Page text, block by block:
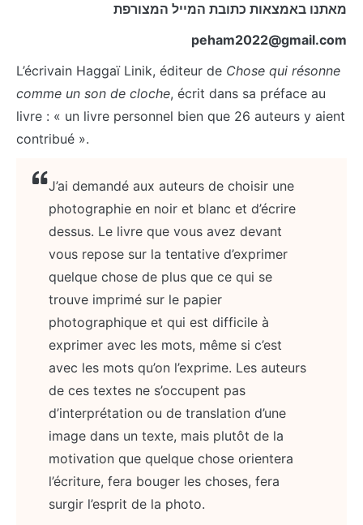
מאתנו באמצאות כתובת המייל המצורפת
peham2022@gmail.com
L’écrivain Haggaï Linik, éditeur de Chose qui résonne
comme un son de cloche, écrit dans sa préface au
livre : « un livre personnel bien que 26 auteurs y aient
contribué ».
J’ai demandé aux auteurs de choisir une
photographie en noir et blanc et d’écrire
dessus. Le livre que vous avez devant
vous repose sur la tentative d’exprimer
quelque chose de plus que ce qui se
trouve imprimé sur le papier
photographique et qui est difficile à
exprimer avec les mots, même si c’est
avec les mots qu’on l’exprime. Les auteurs
de ces textes ne s’occupent pas
d’interprétation ou de translation d’une
image dans un texte, mais plutôt de la
motivation que quelque chose orientera
l’écriture, fera bouger les choses, fera
surgir l’esprit de la photo.